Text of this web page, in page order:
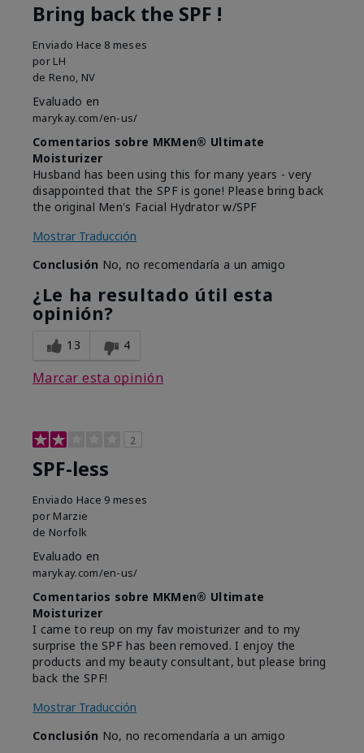
Bring back the SPF !
Enviado Hace 8 meses
por LH
de Reno, NV
Evaluado en
marykay.com/en-us/
Comentarios sobre MKMen® Ultimate
Moisturizer
Husband has been using this for many years - very
disappointed that the SPF is gone! Please bring back
the original Men's Facial Hydrator w/SPF
Mostrar Traducción
Conclusión No, no recomendaría a un amigo
¿Le ha resultado útil esta
opinión?
13 4
Marcar esta opinión
2
SPF-less
Enviado Hace 9 meses
por Marzie
de Norfolk
Evaluado en
marykay.com/en-us/
Comentarios sobre MKMen® Ultimate
Moisturizer
I came to reup on my fav moisturizer and to my
surprise the SPF has been removed. I enjoy the
products and my beauty consultant, but please bring
back the SPF!
Mostrar Traducción
Conclusión No, no recomendaría a un amigo